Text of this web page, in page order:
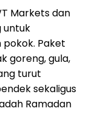
Markets dan
untuk
Paket
goreng, gula,
turut
sekaligus
Ramadan